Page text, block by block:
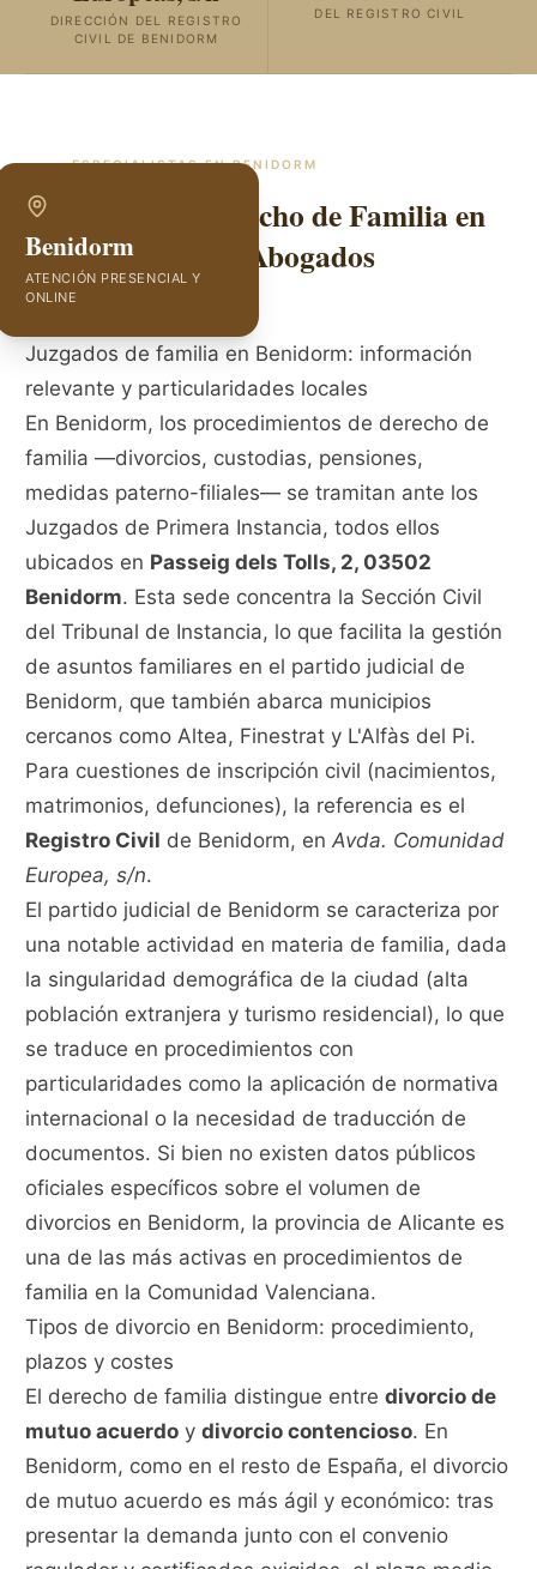
DIRECCIÓN DEL REGISTRO
CIVIL DE BENIDORM
DEL REGISTRO CIVIL
ESPECIALISTAS ENBENIDORM
Abogados de Derecho de Familia en
Benidorm | GVC Abogados
Benidorm
ATENCIÓN PRESENCIAL Y
ONLINE
Juzgados de familia en Benidorm: información
relevante y particularidades locales
En Benidorm, los procedimientos de derecho de
familia —divorcios, custodias, pensiones,
medidas paterno-filiales— se tramitan ante los
Juzgados de Primera Instancia, todos ellos
ubicados en Passeig dels Tolls, 2, 03502
Benidorm. Esta sede concentra la Sección Civil
del Tribunal de Instancia, lo que facilita la gestión
de asuntos familiares en el partido judicial de
Benidorm, que también abarca municipios
cercanos como Altea, Finestrat y L'Alfàs del Pi.
Para cuestiones de inscripción civil (nacimientos,
matrimonios, defunciones), la referencia es el
Registro Civil de Benidorm, enAvda. Comunidad
Europea, s/n.
El partido judicial de Benidorm se caracteriza por
una notable actividad en materia de familia, dada
la singularidad demográfica de la ciudad (alta
población extranjera y turismo residencial), lo que
se traduce en procedimientos con
particularidades como la aplicación de normativa
internacional o la necesidad de traducción de
documentos. Si bien no existen datos públicos
oficiales específicos sobre el volumen de
divorcios en Benidorm, la provincia de Alicante es
una de las más activas en procedimientos de
familia en la Comunidad Valenciana.
Tipos de divorcio en Benidorm: procedimiento,
plazos y costes
El derecho de familia distingue entredivorcio de
mutuo acuerdo ydivorcio contencioso. En
Benidorm, como en el resto de España, el divorcio
de mutuo acuerdo es más ágil y económico: tras
presentar la demanda junto con el convenio